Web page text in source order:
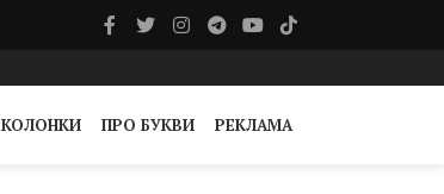
КОЛОНКИ ПРО БУКВИ РЕКЛАМА